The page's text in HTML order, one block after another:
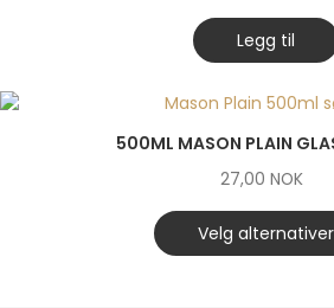
Legg til
500ML MASON PLAIN
27,00 NOK
Velg alternativer